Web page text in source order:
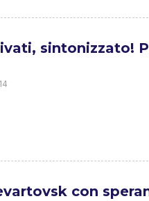
sintonizzato!
con